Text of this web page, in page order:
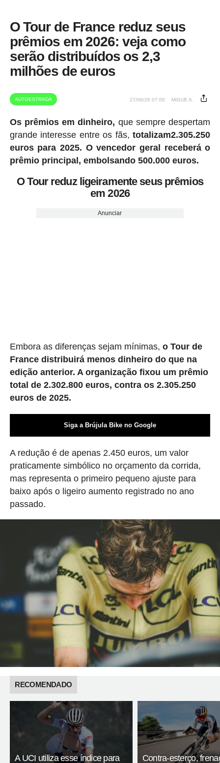
O Tour de France reduz seus
prêmios em 2026: veja como
serão distribuídos os 2,3
milhões de euros
AUTOESTRADA 27/06/26 07:00 MIGUE A.
Os prêmios em dinheiro, que sempre despertam
grande interesse entre os fãs,totalizam2.305.250
euros para 2025. O vencedor geral receberá o
prêmio principal, embolsando 500.000 euros.
O Tour reduz ligeiramente seus prêmios
em 2026
Anunciar
Embora as diferenças sejam mínimas, o Tour de
France distribuirá menos dinheiro do que na
edição anterior. A organização fixou um prêmio
total de 2.302.800 euros, contra os 2.305.250
euros de 2025.
Siga a Brújula Bike no Google
A redução é de apenas 2.450 euros, um valor
praticamente simbólico no orçamento da corrida,
mas representa o primeiro pequeno ajuste para
baixo após o ligeiro aumento registrado no ano
passado.
RECOMENDADO
A UCI utiliza esse índice para
Contra-esterço,